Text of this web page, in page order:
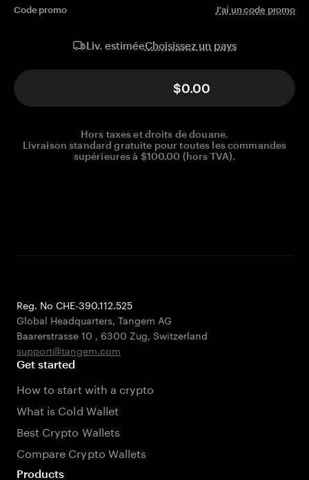
Code promo J'ai un code promo
Liv. estiméeChoisissez un pays
$0.00
Hors taxes et droits de douane.
Livraison standard gratuite pour toutes les commandes
supérieures à $100.00 (hors TVA).
Reg. No CHE-390.112.525
Global Headquarters, Tangem AG
Baarerstrasse 10 , 6300 Zug, Switzerland
support@tangem.com
Get started
How to start with a crypto
What is Cold Wallet
Best Crypto Wallets
Compare Crypto Wallets
Products